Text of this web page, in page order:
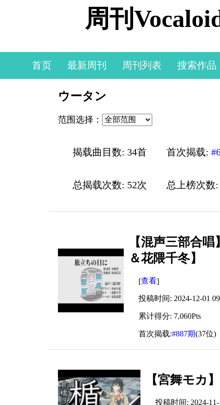
周刊
首页 最新周刊 周刊列表 搜索作品
ウータン
范围选择：
揭载曲目数: 34首 首次揭载:
总揭载次数: 52次 总上榜次数:
【混声三部合
＆花隈千冬】
[查看]
投稿时间: 2024-12-01
累计得分: 7,060Pts
首次揭载:#887期(37位)
【宮舞モ
投稿时间: 2024-11-